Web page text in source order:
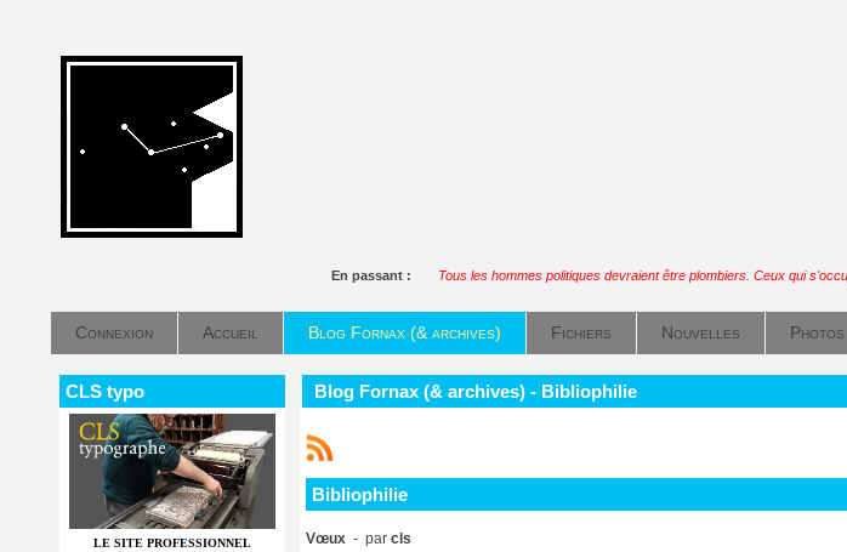
En passant : Tous les hommes politiques devraient être plombiers. Ceux qui
Connexion Accueil Blog Fornax (& archives) Fichiers Nouvelles Photos
CLS typo
LE SITE PROFESSIONNEL
Blog Fornax (& archives) - Bibliophilie
Bibliophilie
Vœux - par cls